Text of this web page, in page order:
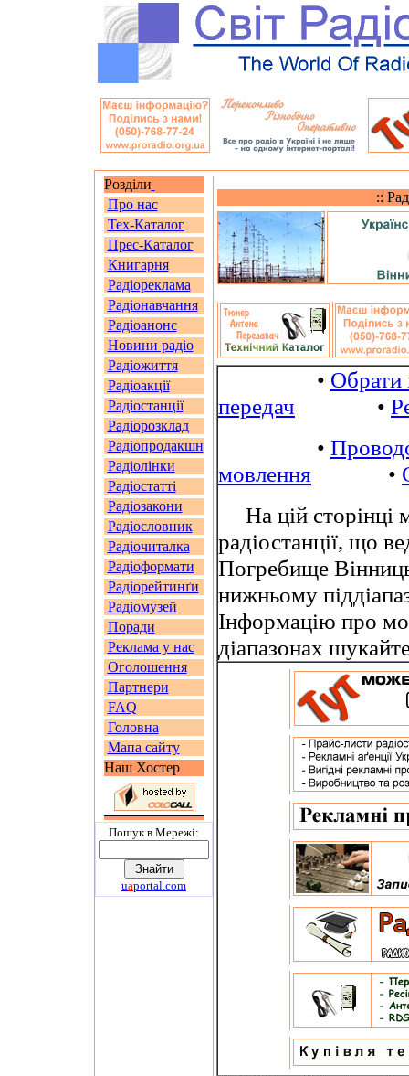
Розділи
Про нас
Тех-Каталог
Прес-Каталог
Книгарня
Радіореклама
Радіонавчання
Радіоанонс
Новини радіо
Радіожиття
Радіоакції
Радіостанції
Радіорозклад
Радіопродакшн
Радіолінки
Радіостатті
Радіозакони
Радіословник
Радіочиталка
Радіоформати
Радіорейтинґи
Радіомузей
Поради
Реклама у нас
Оголошення
Партнери
FAQ
Головна
Мапа сайту
Наш Хостер
Пошук в Мережi:
uaportal.com
::
• Обрати
передач •
•
мовлення •
На цій сторінці
радіостанції, що
Погребище
нижньому
Інформацію про
діапазонах